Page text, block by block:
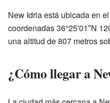
New Idria está ubicada en
coordenadas 36°25′01″N
una altitud de 807 metros
¿Cómo llegar a